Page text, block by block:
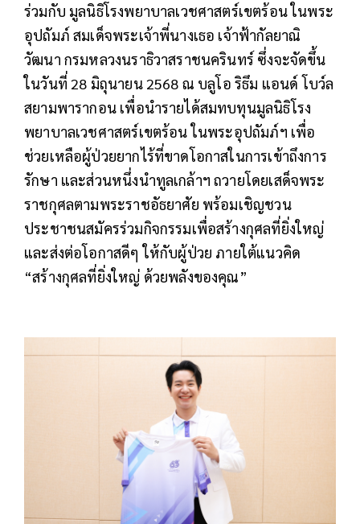
ร่วมกับ มูลนิธิโรงพยาบาลเวชศาสตร์เขตร้อน ในพระ
อุปถัมภ์ สมเด็จพระเจ้าพี่นางเธอ เจ้าฟ้ากัลยาณิ
วัฒนา กรมหลวงนราธิวาสราชนครินทร์ ซึ่งจะจัดขึ้น
ในวันที่ 28 มิถุนายน 2568 ณ บลูโอ ริธึม แอนด์ โบว์ล
สยามพารากอน เพื่อนำรายได้สมทบทุนมูลนิธิโรง
พยาบาลเวชศาสตร์เขตร้อน ในพระอุปถัมภ์ฯ เพื่อ
ช่วยเหลือผู้ป่วยยากไร้ที่ขาดโอกาสในการเข้าถึงการ
รักษา และส่วนหนึ่งนำทูลเกล้าฯ ถวายโดยเสด็จพระ
ราชกุศลตามพระราชอัธยาศัย พร้อมเชิญชวน
ประชาชนสมัครร่วมกิจกรรมเพื่อสร้างกุศลที่ยิ่งใหญ่
และส่งต่อโอกาสดีๆ ให้กับผู้ป่วย ภายใต้แนวคิด
“สร้างกุศลที่ยิ่งใหญ่ ด้วยพลังของคุณ”